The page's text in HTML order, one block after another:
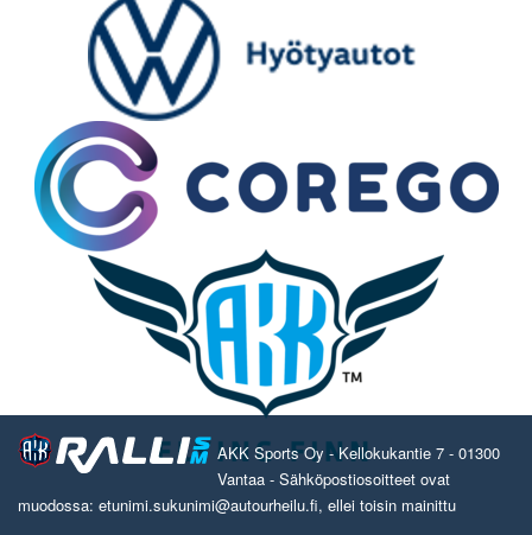
AKK Sports Oy - Kellokukantie 7 - 01300
Vantaa - Sähköpostiosoitteet ovat
muodossa: etunimi.sukunimi@autourheilu.fi, ellei toisin mainittu